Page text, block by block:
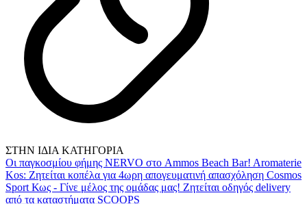
ΣΤΗΝ ΙΔΙΑ ΚΑΤΗΓΟΡΙΑ
Οι παγκοσμίου φήμης NERVO στο Ammos Beach Bar! Aromaterie
Kos: Ζητείται κοπέλα για 4ωρη απογευματινή απασχόληση Cosmos
Sport Κως - Γίνε μέλος της ομάδας μας! Ζητείται οδηγός delivery
από τα καταστήματα SCOOPS